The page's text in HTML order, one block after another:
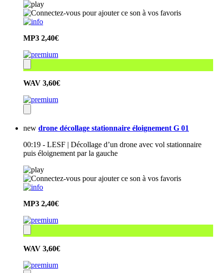
MP3 2,40€
WAV 3,60€
new drone décollage stationnaire éloignement G 01
00:19 - LESF | Décollage d’un drone avec vol stationnaire
puis éloignement par la gauche
MP3 2,40€
WAV 3,60€